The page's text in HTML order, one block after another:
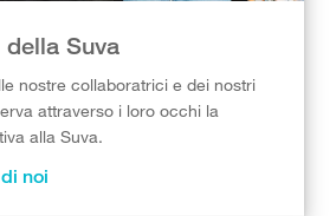
Suva
nostre collaboratrici e dei nostri
attraverso i loro occhi la
alla Suva.
noi